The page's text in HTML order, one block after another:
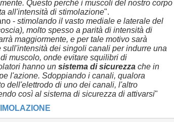
Questo perchè i muscoli del nostro corpo
all'intensità di stimolazione".
- stimolando il vasto mediale e laterale del
molto spesso a parità di intensità di
maggiormente, e per tale motivo sarà
dei singoli canali per indurre una
muscolo, onde evitare squilibri di
hanno un sistema di sicurezza che in
l'azione. Sdoppiando i canali, qualora
dell'elettrodo di uno dei canali, l'altro
così al sistema di sicurezza di attivarsi"